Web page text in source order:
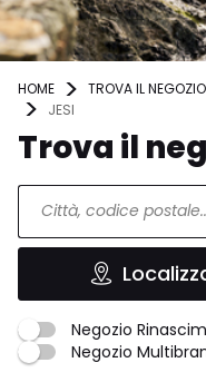
HOME TROVA IL
JESI
Trova il
Negozio
Negozio